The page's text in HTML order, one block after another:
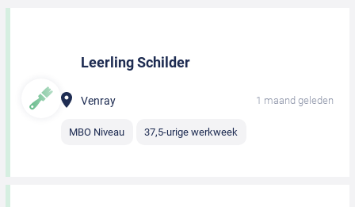
Leerling Schilder
Venray 1 maand geleden
MBO Niveau 37,5-urige werkweek